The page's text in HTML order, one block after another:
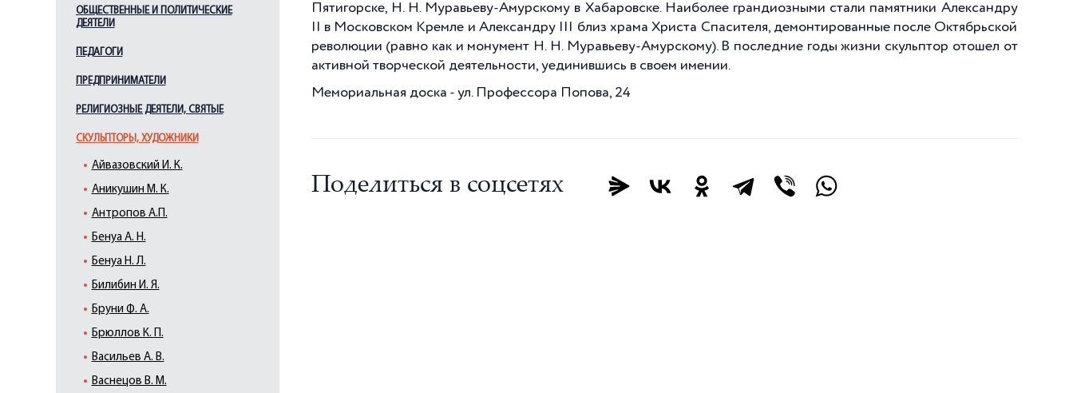
ОБЩЕСТВЕННЫЕ И ПОЛИТИЧЕСКИЕ
ДЕЯТЕЛИ
ПЕДАГОГИ
ПРЕДПРИНИМАТЕЛИ
РЕЛИГИОЗНЫЕ ДЕЯТЕЛИ, СВЯТЫЕ
СКУЛЬПТОРЫ, ХУДОЖНИКИ
Айвазовский И. К.
Аникушин М. К.
Антропов А.П.
Бенуа А. Н.
Бенуа Н. Л.
Билибин И. Я.
Бруни Ф. А.
Брюллов К. П.
Васильев А. В.
Васнецов В. М.
Пятигорске, Н. Н. Муравьеву-Амурскому в Хабаровске. Наиболее грандиозными стали памятники Александру
II в Московском Кремле и Александру III близ храма Христа Спасителя, демонтированные после Октябрьской
революции (равно как и монумент Н. Н. Муравьеву-Амурскому). В последние годы жизни скульптор отошел от
активной творческой деятельности, уединившись в своем имении.
Мемориальная доска - ул. Профессора Попова, 24
Поделиться в соцсетях